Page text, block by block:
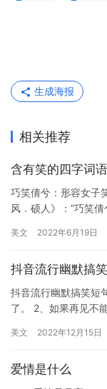
生成海报
相关推荐
含有笑的四字词
巧笑倩兮：形容女子
风．硕人》：“巧笑
美文 2022年6月19日
抖音流行幽默搞
抖音流行幽默搞笑短
了。 2、如果再见不
美文 2022年12月15日
爱情是什么